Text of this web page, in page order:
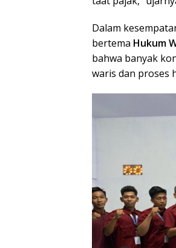
Dalam
bertema Hukum
bahwa banyak
waris dan proses